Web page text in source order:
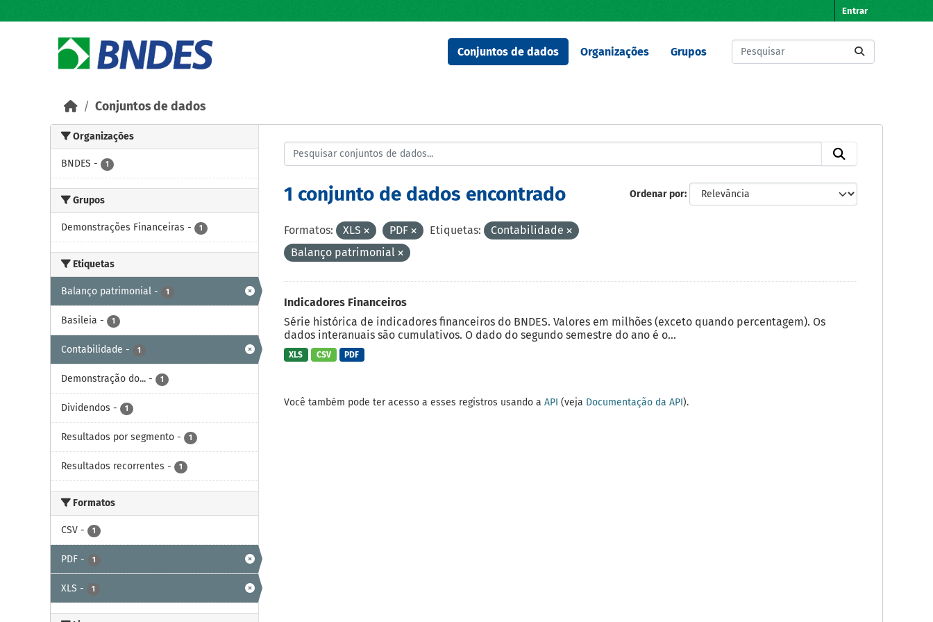
Entrar
Conjuntos de dados Organizações Grupos
Conjuntos de dados
Organizações
BNDES - 1
Grupos
Demonstrações Financeiras - 1
Etiquetas
Balanço patrimonial - 1
Basileia - 1
Contabilidade - 1
Demonstração do... - 1
Dividendos - 1
Resultados por segmento - 1
Resultados recorrentes - 1
Formatos
CSV - 1
PDF - 1
XLS - 1
Ordenar por
1 conjunto de dados encontrado
Formatos: XLS PDF Etiquetas:
Contabilidade
Balanço patrimonial
Indicadores Financeiros
Série histórica de indicadores financeiros do BNDES. Valores em milhões (exceto quando percentagem). Os
dados interanuais são cumulativos. O dado do segundo semestre do ano é o...
XLS CSV PDF
Você também pode ter acesso a esses registros usando a API (veja Documentação da API).